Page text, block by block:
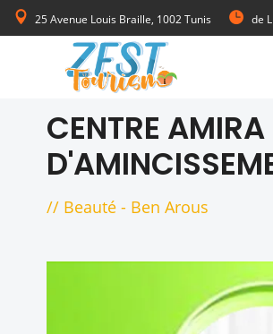
25 Avenue Louis Braille, 1002 Tunis de
CENTRE AMIRA
// Beauté - Ben Arous